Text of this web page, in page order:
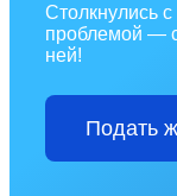
Столкнулись с
проблемой —
ней!
Подать